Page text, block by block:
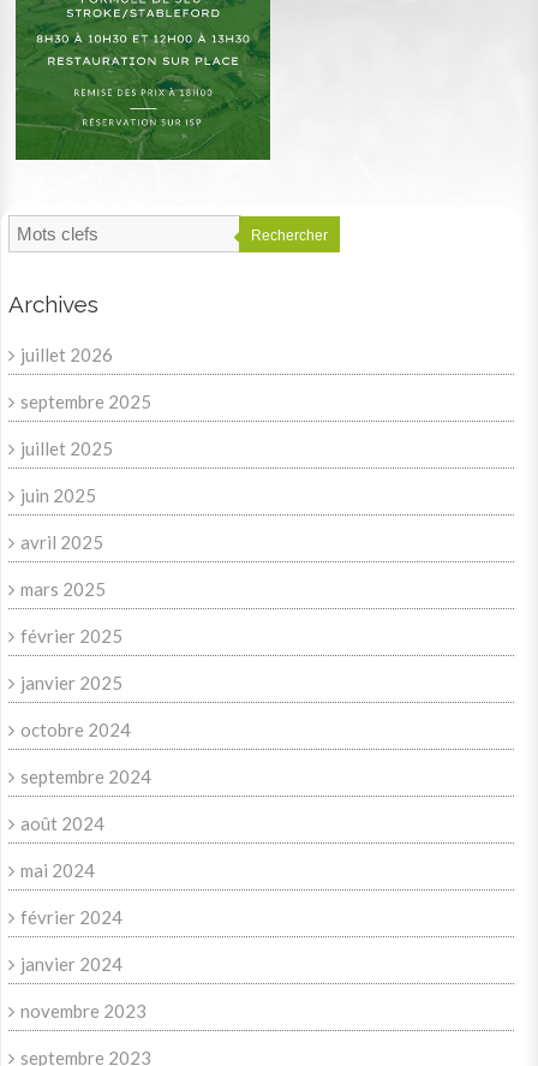
Rechercher
Archives
juillet 2026
septembre 2025
juillet 2025
juin 2025
avril 2025
mars 2025
février 2025
janvier 2025
octobre 2024
septembre 2024
août 2024
mai 2024
février 2024
janvier 2024
novembre 2023
septembre 2023